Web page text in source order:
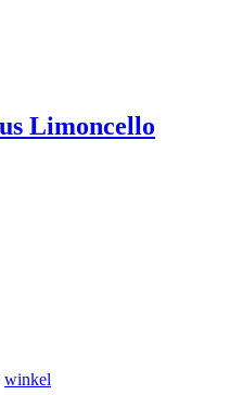
Limoncello
winkel